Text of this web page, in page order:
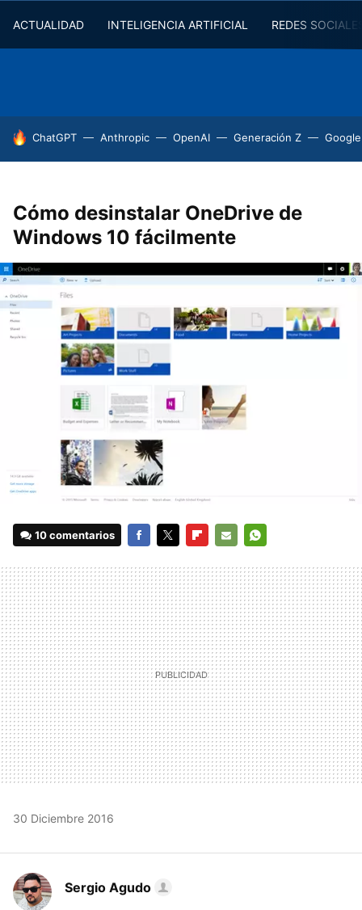
ACTUALIDAD INTELIGENCIA ARTIFICIAL REDES
HOY SE HABLA DE
ChatGPT Anthropic OpenAI Generación Z
Cómo desinstalar OneDrive de
Windows 10 fácilmente
10 comentarios
MAIL
30 Diciembre 2016
Sergio Agudo